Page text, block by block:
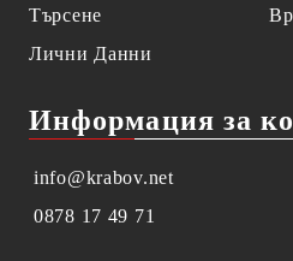
Търсене
Лични Данни
Информация за
info@krabov.net
0878 17 49 71